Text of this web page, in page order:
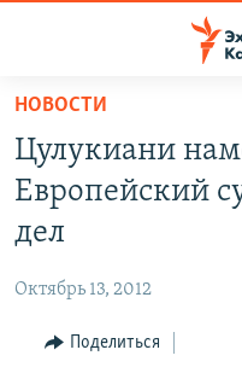
Вернуться
основному
содержанию
Вернутся
главной
навигации
Вернутся
ТБИЛИСИ
СУХУМИ
ВЕСЬ КАВКАЗ
СЕВЕРНЫЙ КАВКАЗ
ТЕМЫ
НОВОСТИ
Цулукиани
Европейский
дел
Октябрь 13, 2012
Поделиться